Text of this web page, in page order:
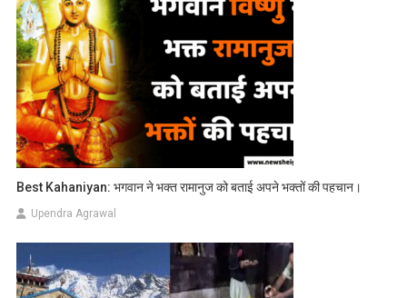
Best Kahaniyan: भगवान ने भक्त रामानुज को बताई अपने भक्तों की पहचान।
Upendra Agrawal